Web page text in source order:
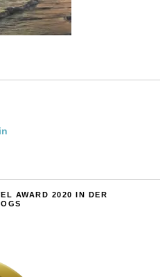
AWARD 2020 IN DER